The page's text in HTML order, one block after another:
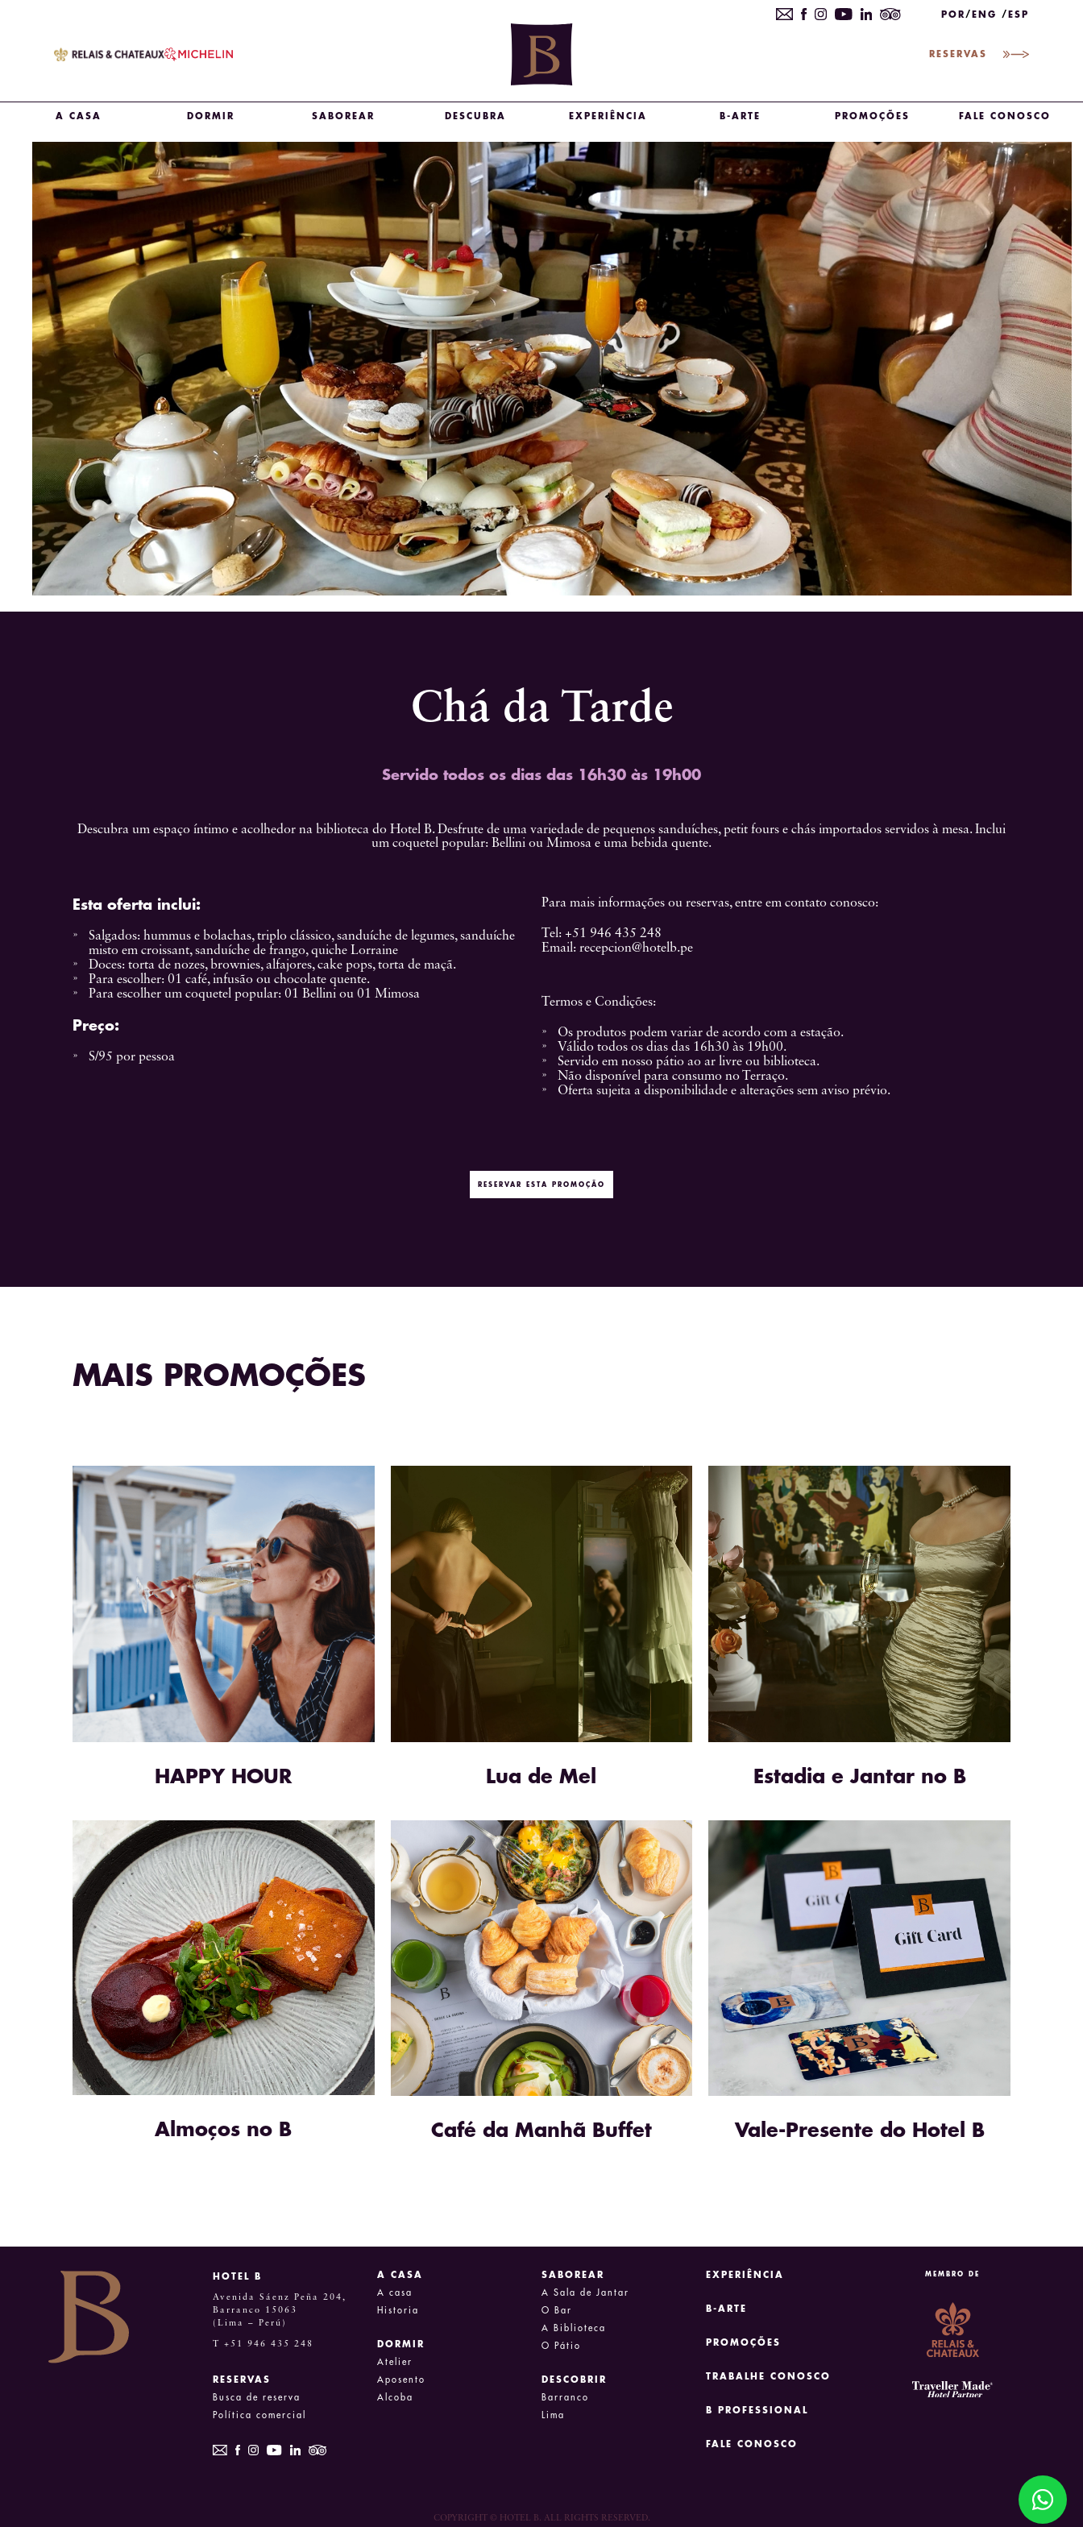
POR ENG ESP
RESERVAS
A CASA DORMIR SABOREAR DESCUBRA EXPERIÊNCIA B-ARTE PROMOÇÕES FALE CONOSCO
Chá da Tarde
Servido todos os dias das 16h30 às 19h00
Descubra um espaço íntimo e acolhedor na biblioteca do Hotel B. Desfrute de uma variedade de pequenos sanduíches, petit fours e chás importados servidos à mesa. Inclui
um coquetel popular: Bellini ou Mimosa e uma bebida quente.
Esta oferta inclui:
Salgados: hummus e bolachas, triplo clássico, sanduíche de legumes, sanduíche
misto em croissant, sanduíche de frango, quiche Lorraine
Doces: torta de nozes, brownies, alfajores, cake pops, torta de maçã.
Para escolher: 01 café, infusão ou chocolate quente.
Para escolher um coquetel popular: 01 Bellini ou 01 Mimosa
Preço:
S/95 por pessoa
Para mais informações ou reservas, entre em contato conosco:
Tel: +51 946 435 248
Email: recepcion@hotelb.pe
Termos e Condições:
Os produtos podem variar de acordo com a estação.
Válido todos os dias das 16h30 às 19h00.
Servido em nosso pátio ao ar livre ou biblioteca.
Não disponível para consumo no Terraço.
Oferta sujeita a disponibilidade e alterações sem aviso prévio.
RESERVAR ESTA PROMOÇÃO
MAIS PROMOÇÕES
HAPPY HOUR Lua de Mel Estadia e Jantar no B
Almoços no B Café da Manhã Buffet Vale-Presente do Hotel B
HOTEL B
Avenida Sáenz Peña 204,
Barranco 15063
(Lima – Perú)
T +51 946 435 248
RESERVAS
Busca de reserva
Política comercial
A CASA
A casa
Historia
DORMIR
Atelier
Aposento
Alcoba
SABOREAR
A Sala de Jantar
O Bar
A Biblioteca
O Pátio
DESCOBRIR
Barranco
Lima
EXPERIÊNCIA
B-ARTE
PROMOÇÕES
TRABALHE CONOSCO
B PROFESSIONAL
FALE CONOSCO
MEMBRO DE
COPYRIGHT © HOTEL B. ALL RIGHTS RESERVED.